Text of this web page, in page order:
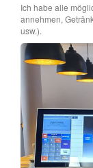
Ich habe alle
annehmen,
usw.).